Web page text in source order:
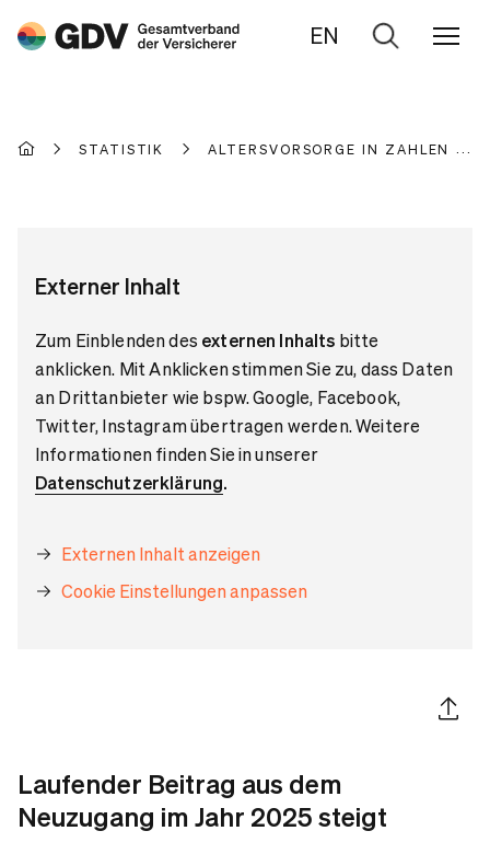
EN
Zur
STATISTIK ALTERSVORSORGE IN ZAHLEN
Externer Inhalt
Zum Einblenden des externen Inhalts bitte
anklicken. Mit Anklicken stimmen Sie zu, dass Daten
an Drittanbieter wie bspw. Google, Facebook,
Twitter, Instagram übertragen werden. Weitere
Informationen finden Sie in unserer
Datenschutzerklärung.
Externen Inhalt anzeigen
Cookie Einstellungen anpassen
Artikel
Laufender Beitrag aus dem
Neuzugang im Jahr 2025 steigt